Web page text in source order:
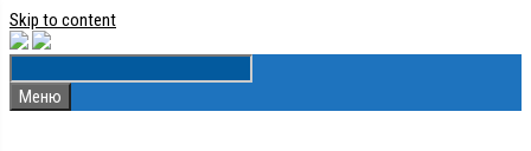
Skip to content
Меню